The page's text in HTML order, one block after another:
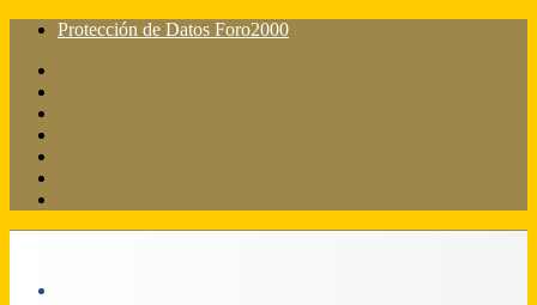
Protección de Datos Foro2000